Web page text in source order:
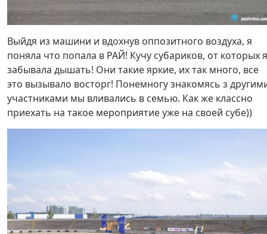
Выйдя из машини и вдохнув оппозитного воздуха, я
поняла что попала в РАЙ! Кучу субариков, от которых я
забывала дышать! Они такие яркие, их так много, все
это вызывало восторг! Понемногу знакомясь з
участниками мы вливались в семью. Как же классно
приехать на такое мероприятие уже на своей субе))